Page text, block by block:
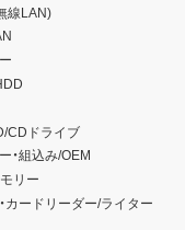
線LAN)
CDドライブ
・組込み/OEM
リー
カードリーダー/ライター